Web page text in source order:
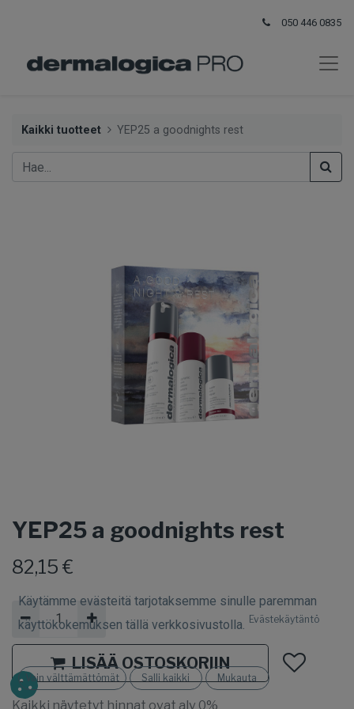
050 446 0835
Kaikki tuotteet YEP25 a goodnights rest
YEP25 a goodnights rest
82,15 €
LISÄÄ OSTOSKORIIN
Kaikki näytetyt hinnat ovat alv 0%
Käytämme evästeitä tarjotaksemme sinulle paremman
käyttökokemuksen tällä verkkosivustolla. Evästekäytäntö
Vain välttämättömät Salli kaikki Mukauta